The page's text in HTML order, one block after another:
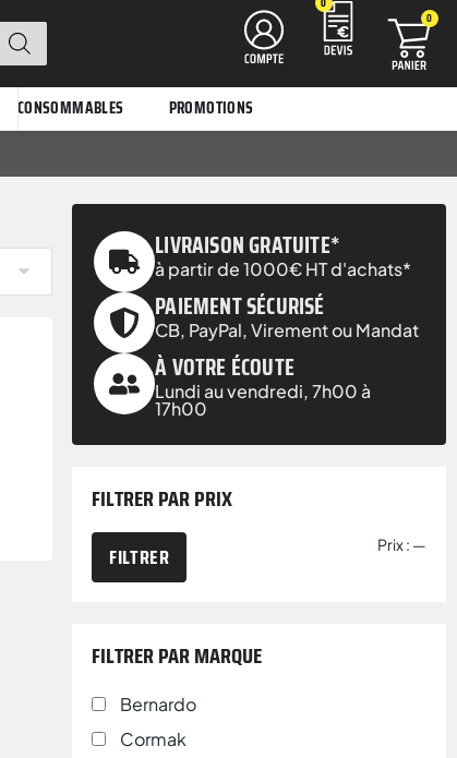
0
CONSOMMABLES PROMOTIONS
LIVRAISON GRATUITE*
à partir de 1000€ HT d'achats*
PAIEMENT SÉCURISÉ
CB, PayPal, Virement ou Mandat
À VOTRE ÉCOUTE
Lundi au vendredi, 7h00 à
17h00
FILTRER PAR PRIX
FILTRER Prix : —
FILTRER PAR MARQUE
Bernardo
Cormak